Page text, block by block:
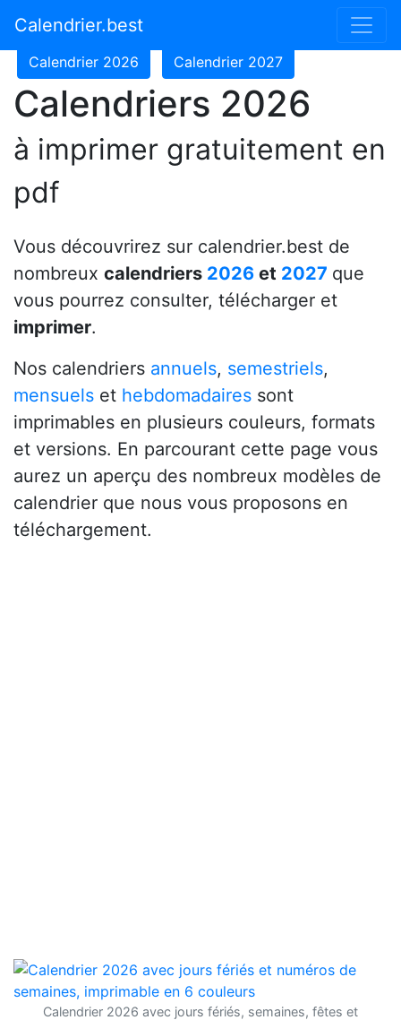
Calendrier.best
Calendrier 2024
Calendrier 2026 Calendrier 2027
Calendriers 2026
à imprimer gratuitement en
pdf
Vous découvrirez sur calendrier.best de
nombreux calendriers 2026 et 2027 que
vous pourrez consulter, télécharger et
imprimer.
Nos calendriers annuels, semestriels,
mensuels et hebdomadaires sont
imprimables en plusieurs couleurs, formats
et versions. En parcourant cette page vous
aurez un aperçu des nombreux modèles de
calendrier que nous vous proposons en
téléchargement.
Calendrier 2026 avec jours fériés, semaines, fêtes et